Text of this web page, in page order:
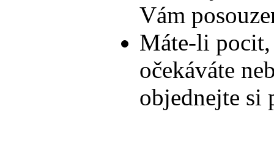
Vám
Máte-li pocit,
očekáváte
objednejte si